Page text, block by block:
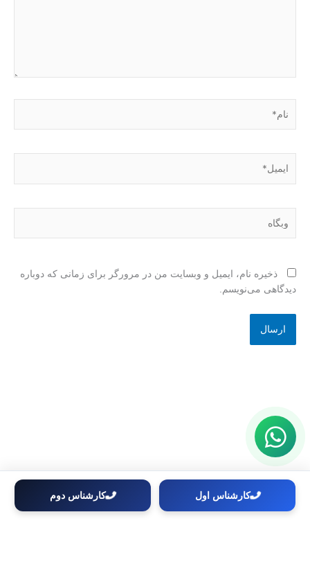
ذخیره نام، ایمیل و وبسایت من در مرورگر برای زمانی که دوباره
دیدگاهی می‌نویسم.
کارشناس اول کارشناس دوم